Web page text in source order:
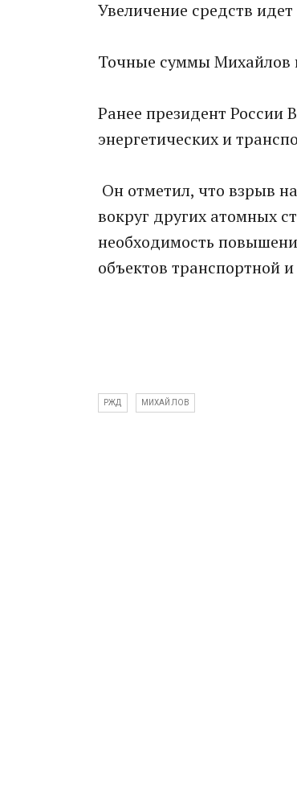
Увеличение средств
Точные суммы Михайлов
Ранее президент России
энергетических и
Он отметил, что взрыв
вокруг других атомных
необходимость
объектов транспортной
РЖД МИХАЙЛОВ